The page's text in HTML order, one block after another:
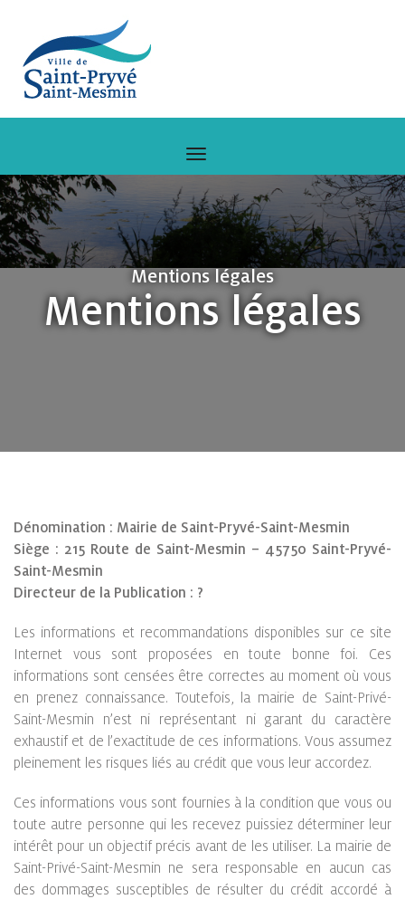
Mentions légales
Mentions légales
Dénomination : Mairie de Saint-Pryvé-Saint-Mesmin
Siège : 215 Route de Saint-Mesmin – 45750 Saint-Pryvé-
Saint-Mesmin
Directeur de la Publication : ?
Les informations et recommandations disponibles sur ce site
Internet vous sont proposées en toute bonne foi. Ces
informations sont censées être correctes au moment où vous
en prenez connaissance. Toutefois, la mairie de Saint-Privé-
Saint-Mesmin n’est ni représentant ni garant du caractère
exhaustif et de l’exactitude de ces informations. Vous assumez
pleinement les risques liés au crédit que vous leur accordez.
Ces informations vous sont fournies à la condition que vous ou
toute autre personne qui les recevez puissiez déterminer leur
intérêt pour un objectif précis avant de les utiliser. La mairie de
Saint-Privé-Saint-Mesmin ne sera responsable en aucun cas
des dommages susceptibles de résulter du crédit accordé à